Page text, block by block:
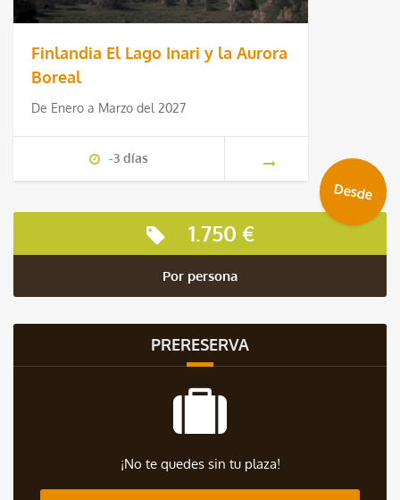
Finlandia El Lago Inari y la Aurora
Boreal
De Enero a Marzo del 2027
-3 días
1.750 €
Por persona
Desde
PRERESERVA
¡No te quedes sin tu plaza!